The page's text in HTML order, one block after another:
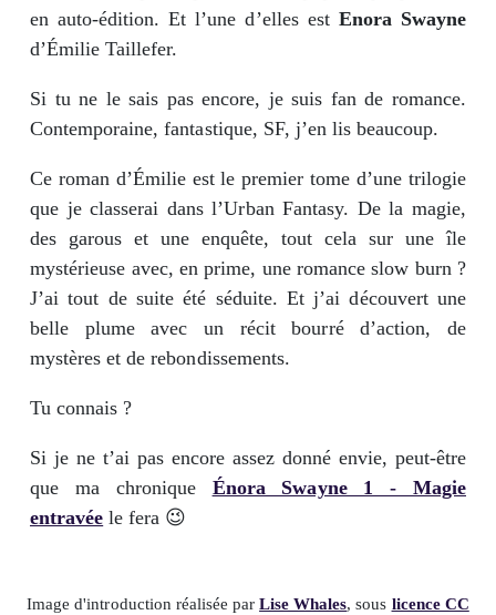
en auto-édition. Et l’une d’elles est Enora Swayne
d’Émilie Taillefer.
Si tu ne le sais pas encore, je suis fan de romance.
Contemporaine, fantastique, SF, j’en lis beaucoup.
Ce roman d’Émilie est le premier tome d’une trilogie
que je classerai dans l’Urban Fantasy. De la magie,
des garous et une enquête, tout cela sur une île
mystérieuse avec, en prime, une romance slow burn ?
J’ai tout de suite été séduite. Et j’ai découvert une
belle plume avec un récit bourré d’action, de
mystères et de rebondissements.
Tu connais ?
Si je ne t’ai pas encore assez donné envie, peut-être
que ma chronique Énora Swayne 1 - Magie
entravée le fera 😉
Image d'introduction réalisée parLise Whales, sous licence CC